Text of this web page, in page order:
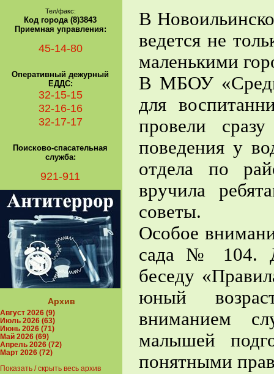
В
ведется не
маленькими
В МБОУ
для
провели
поведения у
отдела по
вручила
советы.
Особое
сада № 104.
беседу
юный
вниманием
малышей
понятными
Тел/факс:
Код города (8)3843
Приемная управления:
45-14-80
Оперативный дежурный
ЕДДС:
32-15-15
32-16-16
32-17-17
Поисково-спасательная
служба:
921-911
Архив
Август 2026 (9)
Июль 2026 (63)
Июнь 2026 (71)
Май 2026 (69)
Апрель 2026 (72)
Март 2026 (72)
Показать / скрыть весь архив